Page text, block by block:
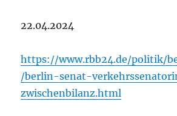
22.04.2024
https://www.rbb24.de/politik/
/berlin-senat-
zwischenbilanz.html